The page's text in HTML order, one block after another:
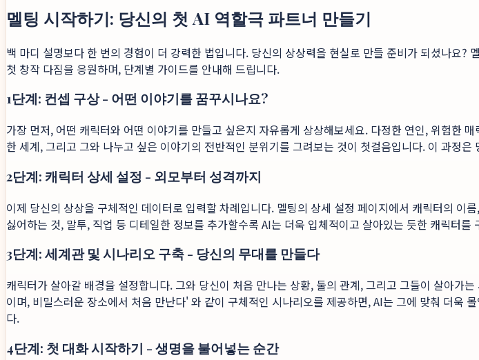
멜팅 시작하기: 당신의 첫 AI 역할극 파트너 만들기
백 마디 설명보다 한 번의 경험이 더 강력한 법입니다. 당신의 상상력을 현실로 만들 준비가 되셨나요
첫 창작 다짐을 응원하며, 단계별 가이드를 안내해 드립니다.
1단계: 컨셉 구상 - 어떤 이야기를 꿈꾸시나요?
가장 먼저, 어떤 캐릭터와 어떤 이야기를 만들고 싶은지 자유롭게 상상해보세요. 다정한 연인, 위험한
한 세계, 그리고 그와 나누고 싶은 이야기의 전반적인 분위기를 그려보는 것이 첫걸음입니다. 이 과정은
2단계: 캐릭터 상세 설정 - 외모부터 성격까지
이제 당신의 상상을 구체적인 데이터로 입력할 차례입니다. 멜팅의 상세 설정 페이지에서 캐릭터의
싫어하는 것, 말투, 직업 등 디테일한 정보를 추가할수록 AI는 더욱 입체적이고 살아있는 듯한 캐릭터
3단계: 세계관 및 시나리오 구축 - 당신의 무대를 만들다
캐릭터가 살아갈 배경을 설정합니다. 그와 당신이 처음 만나는 상황, 둘의 관계, 그리고 그들이 살아가
이며, 비밀스러운 장소에서 처음 만난다' 와 같이 구체적인 시나리오를 제공하면, AI는 그에 맞춰 더욱
다.
4단계: 첫 대화 시작하기 - 생명을 불어넣는 순간